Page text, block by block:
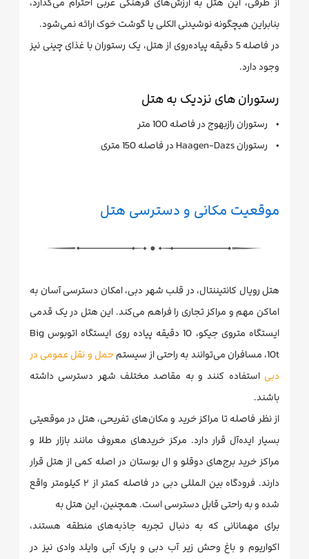
بنابراین هیچگونه نوشیدنی الکلی یا گوشت خوک ارائه نمی‌شود.
در فاصله 5 دقیقه پیاده‌روی از هتل، یک رستوران با غذای چینی نیز
وجود دارد.
رستوران های نزدیک به هتل
• رستوران رازبهوج در فاصله 100 متر
• رستوران Haagen-Dazs در فاصله 150 متری
موقعیت مکانی و دسترسی هتل
هتل رویال کانتیننتال، در قلب شهر دبی، امکان دسترسی آسان به
اماکن مهم و مراکز تجاری را فراهم می‌کند. این هتل در یک قدمی
ایستگاه متروی جیکو، 10 دقیقه پیاده روی ایستگاه اتوبوس Big
10t، مسافران می‌توانند به راحتی از سیستم
حمل و نقل عمومی در
دبی استفاده کنند و به مقاصد مختلف شهر دسترسی داشته
باشند.
از نظر فاصله تا مراکز خرید و مکان‌های تفریحی، هتل در موقعیتی
بسیار ایده‌آل قرار دارد. مرکز خریدهای معروف مانند بازار طلا و
مراکز خرید برج‌های دوقلو و ال بوستان در اصله کمی از هتل قرار
دارند. فرودگاه بین المللی دبی در فاصله کمتر از ۲ کیلومتر واقع
شده و به راحتی قابل دسترسی است. همچنین، این هتل به
برای مهمانانی که به دنبال تجربه جاذبه‌های منطقه هستند،
اکواریوم و باغ وحش زیر آب دبی و پارک آبی وایلد وادی نیز در